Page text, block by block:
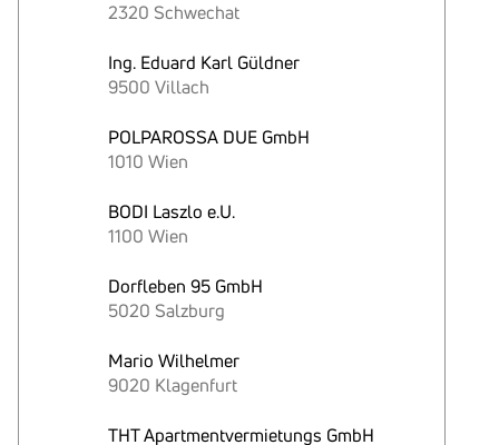
2320 Schwechat
Ing. Eduard Karl Güldner
9500 Villach
POLPAROSSA DUE GmbH
1010 Wien
BODI Laszlo e.U.
1100 Wien
Dorfleben 95 GmbH
5020 Salzburg
Mario Wilhelmer
9020 Klagenfurt
THT Apartmentvermietungs GmbH